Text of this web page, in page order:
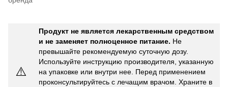
⚠️
Продукт не является лекарственным средством
и не заменяет полноценное питание. Не
превышайте рекомендуемую суточную дозу.
Используйте инструкцию производителя, указанную
на упаковке или внутри нее. Перед применением
проконсультируйтесь с лечащим врачом. Храните в